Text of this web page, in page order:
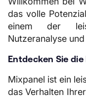
das volle
einem der
Nutzeranalyse
Entdecken Sie
Mixpanel ist ein
das Verhalten